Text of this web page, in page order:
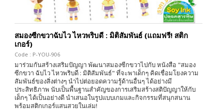
สมองซีกขวาฉับไว ไหวพริบดี : มิติสัมพันธ์ (แถมฟรี! สติก
เกอร์)
Code : P-YOU-906
มาร่วมกันสร้างเสริมปัญญา พัฒนาสมองซีกขวาไปกับ หนังสือ "สมอง
ซีกขวา ฉับไว ไหวพริบดี : มิติสัมพันธ์" ที่จะพาเด็กๆ คิดเชื่อมโยงความ
สัมพันธ์ของสิ่งต่างๆ นำไปต่อยอดความรู้ด้านอื่นๆ ได้อย่างมี
ประสิทธิภาพ นับเป็นพื้นฐานสำคัญของการเสริมสร้างสติปัญญาให้กับ
เด็กๆ ได้เป็นอย่างดี นำเสนอในรูปแบบเกมและกิจกรรมที่สนุกสนาน
พร้อมสติกเกอร์แสนสวยในเล่ม!